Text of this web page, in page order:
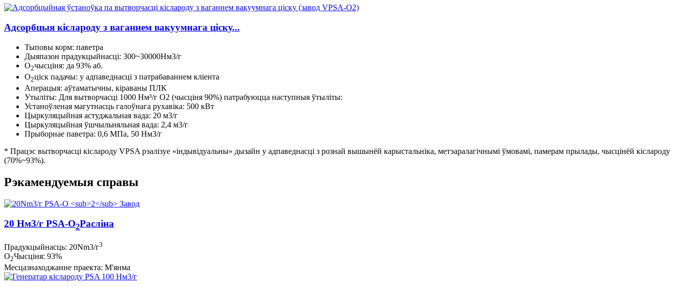
Адсорбцыя кіслароду з ваганнем вакуумнага ціску...
Тыповы корм: паветра
Дыяпазон прадукцыйнасці: 300~30000Нм3/г
O2чысціня: да 93% аб.
O2ціск падачы: у адпаведнасці з патрабаваннем кліента
Аперацыя: аўтаматычны, кіраваны ПЛК
Утыліты: Для вытворчасці 1000 Нм³/г O2 (чысціня 90%) патрабуюцца наступныя ўтыліты:
Устаноўленая магутнасць галоўнага рухавіка: 500 кВт
Цыркуляцыйная астуджальная вада: 20 м3/г
Цыркуляцыйная ўшчыльняльная вада: 2,4 м3/г
Прыборнае паветра: 0,6 МПа, 50 Нм3/г
* Працэс вытворчасці кіслароду VPSA рэалізуе «індывідуальны» дызайн у адпаведнасці з рознай вышынёй карыстальніка, метэаралагічнымі ўмовамі, памерам прылады, чысцінёй кіслароду
(70%~93%).
Рэкамендуемыя справы
20 Нм3/г PSA-O2Расліна
Прадукцыйнасць: 20Nm3/г3
O2Чысціня: 93%
Месцазнаходжанне праекта: М'янма